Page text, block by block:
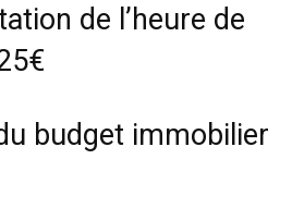
de l’heure de
budget immobilier